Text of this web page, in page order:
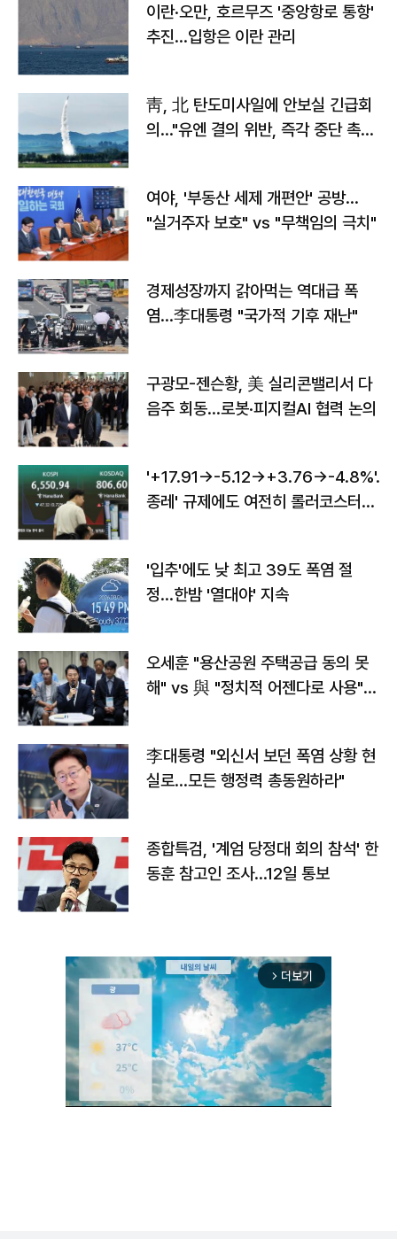
이란·오만, 호르무즈 '중앙항로 통항'
추진…입항은 이란 관리
靑, 北 탄도미사일에 안보실 긴급회
의…"유엔 결의 위반, 즉각 중단 촉
여야, '부동산 세제 개편안' 공방…
"실거주자 보호" vs "무책임의 극치"
경제성장까지 갉아먹는 역대급 폭
염…李대통령 "국가적 기후 재난"
구광모-젠슨황, 美 실리콘밸리서 다
음주 회동…로봇·피지컬AI 협력 논의
'+17.91→-5.12→+3.76→-4.8%'…'
종레' 규제에도 여전히 롤러코스터
'입추'에도 낮 최고 39도 폭염 절
정…한밤 '열대야' 지속
오세훈 "용산공원 주택공급 동의 못
해" vs 與 "정치적 어젠다로 사용"
李대통령 "외신서 보던 폭염 상황 현
실로…모든 행정력 총동원하라"
종합특검, '계엄 당정대 회의 참석' 한
동훈 참고인 조사...12일 통보
arrow_forward_ios 더보기